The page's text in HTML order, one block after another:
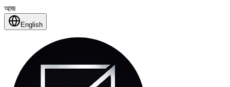
আজ
English